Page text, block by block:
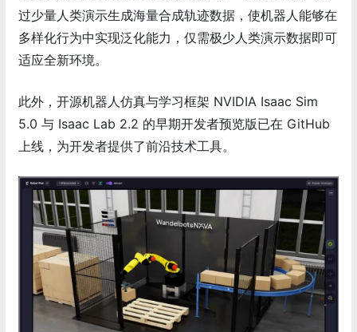
过少量人类演示生成海量合成轨迹数据，使机器人能够在
多样化行为中实现泛化能力，仅需极少人类演示数据即可
适应全新环境。
此外，开源机器人仿真与学习框架 NVIDIA Isaac Sim
5.0 与 Isaac Lab 2.2 的早期开发者预览版已在 GitHub
上线，为开发者提供了前沿技术工具。